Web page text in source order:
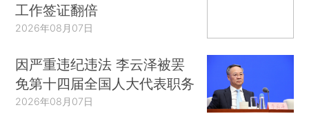
工作签证翻倍
2026年08月07日
因严重违纪违法 李云泽被罢
免第十四届全国人大代表职务
2026年08月07日